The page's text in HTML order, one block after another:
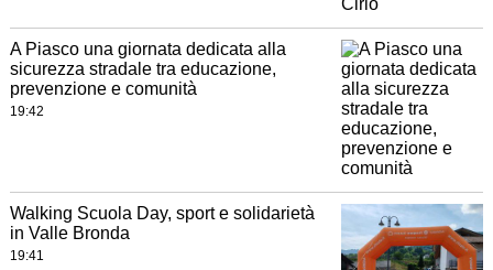
A Piasco una giornata dedicata alla
sicurezza stradale tra educazione,
prevenzione e comunità
19:42
Walking Scuola Day, sport e solidarietà
in Valle Bronda
19:41